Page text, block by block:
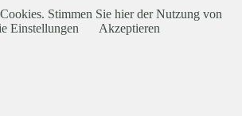
Stimmen Sie hier der Nutzung von
Einstellungen
Akzeptieren